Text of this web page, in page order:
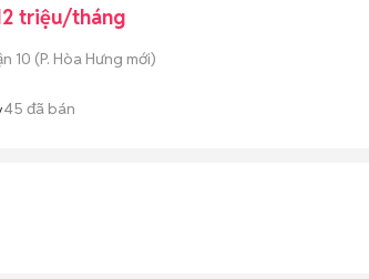
triệu/tháng
10 (P. Hòa Hưng mới)
45 đã bán